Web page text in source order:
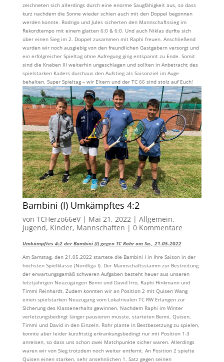
zeichneten sich allerdings durch eine enorme Saugfähigkeit aus, so dass
kurz nachdem die Sonne wieder schien auch mit den Doppel begonnen
werden konnte. Rodrigo und Jules sicherten den Mannschaftssieg im
Rekordtempo mit einem glatten 6:0 & 6:0. Und auch Niklas durfte sich
über einen Sieg im 2. Doppel zusammen mit Raphi freuen. Anschließend
wurden wir noch ausgiebig von den freundlichen Gastgebern versorgt und
ein erfolgreicher Spieltag ohne Aufregung ging entspannt zu Ende. Somit
sind die Knaben III weiterhin ungeschlagen und sollten in Anbetracht des
spielstarken Kaders durchaus den Aufstieg als Saisonziel im Auge
behalten. Super Spieltag – wir Eltern und der TC 66 sind stolz auf Euch!
Bambini (I) Umkämpftes 4:2
von TCHerzo66eV| Mai 21, 2022| Allgemein,
Jugend, Kinder, Mannschaften | 0 Kommentare
Umkämpftes 4:2 der Bambini (I) gegen TC Rohr am Sa., 21.05.2022
Am Samstag, den 21.05.2022 startete die Bambini I in Ihre Saison in der
höchsten Spielklasse (Nordliga I). Der Mannschaftsstamm zur Bestreitung
der erwartungsgemäß schweren Aufgaben besteht heuer aus unseren
letztjährigen Neuzugängen Benni und David Irro, Raphi Hinkmann und
Timmi Reinhardt. Zudem konnten wir an Position 2 mit Quisen Wang
einen spielstarken Neuzugang vom Lokalrivalen TC RW Erlangen zur
Sicherung des Klassenerhalts gewinnen. Nachdem Raphi im Winter
verletzungsbedingt länger pausieren musste, starteten Benni, Quisen,
Timmi und David in den Einzeln. Rohr plante in Bestbesetzung zu spielen,
konnte aber leider kurzfristig erkrankungsbedingt nur mit Position 1-3
anreisen, so dass uns schon zwei Matchpunkte sicher waren. Allerdings
waren wir von Sieg trotzdem noch weiter entfernt. An Position 2 spielte
Quisen einen starken, sehr ansehnlichen 1. Satz gegen seinen